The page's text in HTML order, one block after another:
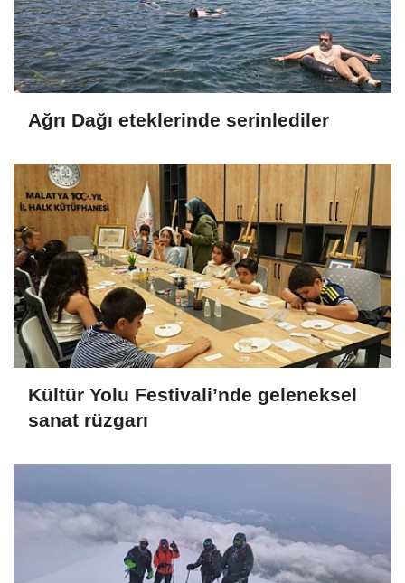
Ağrı Dağı eteklerinde serinlediler
Kültür Yolu Festivali’nde geleneksel
sanat rüzgarı